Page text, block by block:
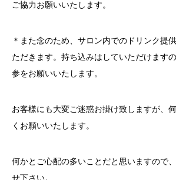
ご協力お願いいたします。
＊また念のため、サロン内でのドリンク提
ただきます。持ち込みはしていただけます
参をお願いいたします。
お客様にも大変ご迷惑お掛け致しますが、
くお願いいたします。
何かとご心配の多いことだと思いますので
せ下さい。